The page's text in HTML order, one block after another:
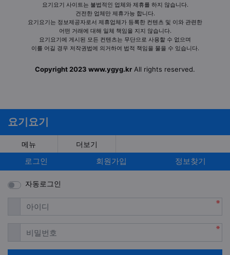
요기요기 사이트는 불법적인 업체와 제휴를 하지 않습니다.
건전한 업체만 제휴가능 합니다.
요기요기는 정보제공자로서 제휴업체가 등록한 컨텐츠 및 이와 관련한
어떤 거래에 대해 일체 책임을 지지 않습니다.
요기요기에 게시된 모든 컨텐츠는 무단으로 사용할 수 없으며
이를 어길 경우 저작권법에 의거하여 법적 책임을 물을 수 있습니다.
Copyright 2023 www.ygyg.kr All rights reserved.
요기요기
메뉴 더보기
로그인 회원가입 정보찾기
자동로그인
아이디필수
비밀번호필수